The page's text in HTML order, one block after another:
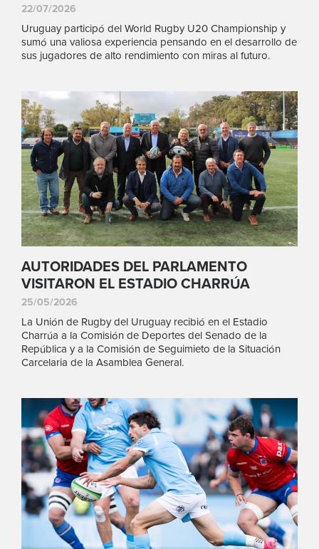
22/07/2026
Uruguay participó del World Rugby U20 Championship y
sumó una valiosa experiencia pensando en el desarrollo de
sus jugadores de alto rendimiento con miras al futuro.
AUTORIDADES DEL PARLAMENTO
VISITARON EL ESTADIO CHARRÚA
25/05/2026
La Unión de Rugby del Uruguay recibió en el Estadio
Charrúa a la Comisión de Deportes del Senado de la
República y a la Comisión de Seguimieto de la Situación
Carcelaria de la Asamblea General.